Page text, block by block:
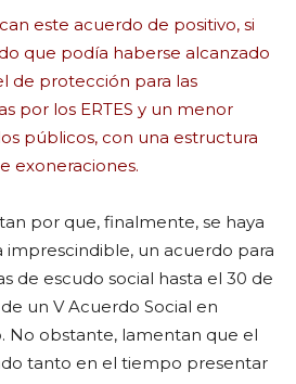
este acuerdo de positivo, si
que podía haberse alcanzado
de protección para las
por los ERTES y un menor
públicos, con una estructura
exoneraciones.
por que, finalmente, se haya
imprescindible, un acuerdo para
de escudo social hasta el 30 de
un V Acuerdo Social en
No obstante, lamentan que el
tanto en el tiempo presentar